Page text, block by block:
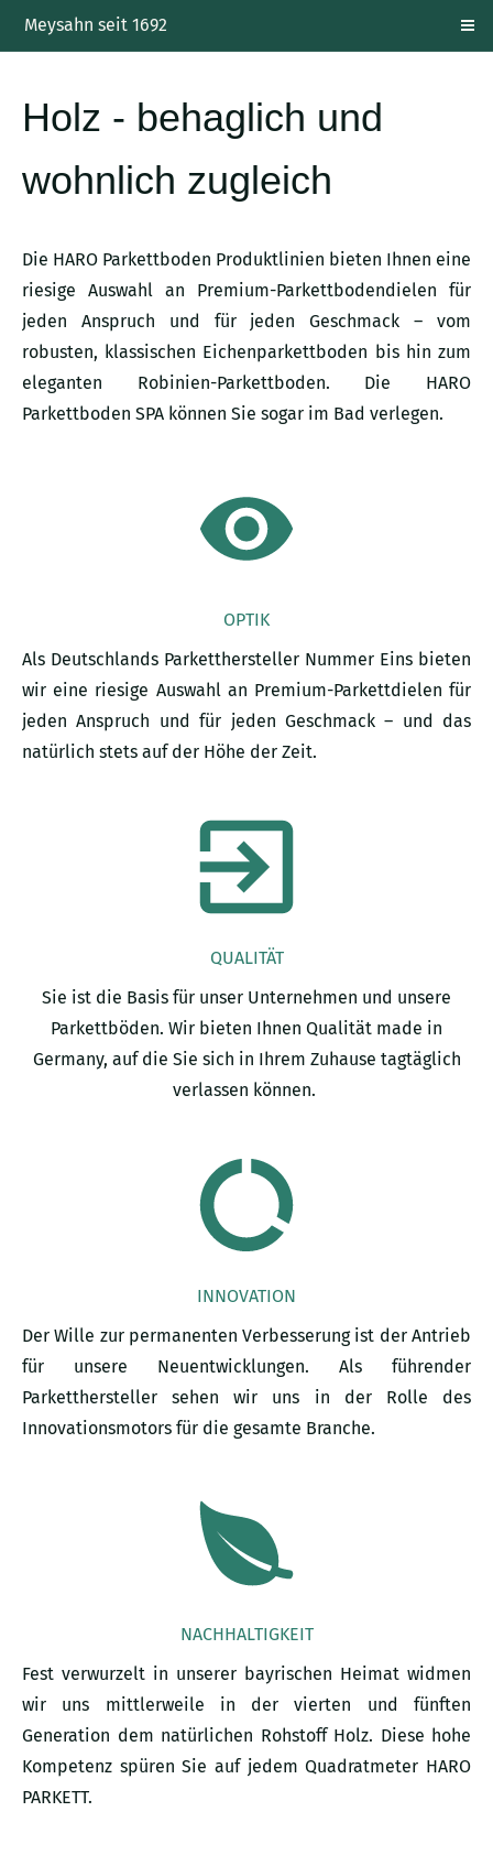
Meysahn seit 1692
Holz - behaglich und
wohnlich zugleich
Die HARO Parkettboden Produktlinien bieten Ihnen eine
riesige Auswahl an Premium-Parkettbodendielen für
jeden Anspruch und für jeden Geschmack – vom
robusten, klassischen Eichenparkettboden bis hin zum
eleganten Robinien-Parkettboden. Die HARO
Parkettboden SPA können Sie sogar im Bad verlegen.
OPTIK
Als Deutschlands Parketthersteller Nummer Eins bieten
wir eine riesige Auswahl an Premium-Parkettdielen für
jeden Anspruch und für jeden Geschmack – und das
natürlich stets auf der Höhe der Zeit.
QUALITÄT
Sie ist die Basis für unser Unternehmen und unsere
Parkettböden. Wir bieten Ihnen Qualität made in
Germany, auf die Sie sich in Ihrem Zuhause tagtäglich
verlassen können.
INNOVATION
Der Wille zur permanenten Verbesserung ist der Antrieb
für unsere Neuentwicklungen. Als führender
Parketthersteller sehen wir uns in der Rolle des
Innovationsmotors für die gesamte Branche.
NACHHALTIGKEIT
Fest verwurzelt in unserer bayrischen Heimat widmen
wir uns mittlerweile in der vierten und fünften
Generation dem natürlichen Rohstoff Holz. Diese hohe
Kompetenz spüren Sie auf jedem Quadratmeter HARO
PARKETT.